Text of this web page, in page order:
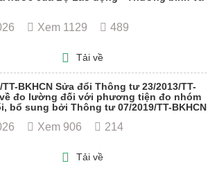
Xem 1129 489
Tải về
BKHCN Sửa đổi Thông tư 23/2013/TT-
đo lường đối với phương tiện đo nhóm
bổ sung bởi Thông tư 07/2019/TT-BKHCN
Xem 906 214
Tải về